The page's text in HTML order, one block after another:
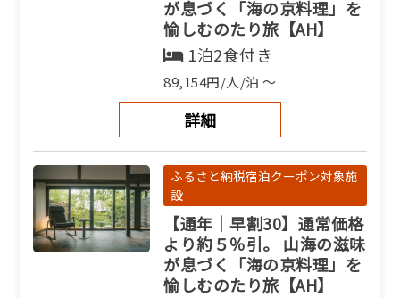
が息づく「海の京料理」を
愉しむのたり旅【AH】
1泊2食付き
89,154円/人/泊 ～
詳細
ふるさと納税宿泊クーポン対象施
設
【通年｜早割30】通常価格
より約５％引。 山海の滋味
が息づく「海の京料理」を
愉しむのたり旅【AH】